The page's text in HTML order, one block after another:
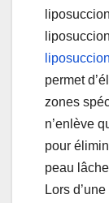
liposuccion
permet
zones
n’enlève
pour
peau
Lors